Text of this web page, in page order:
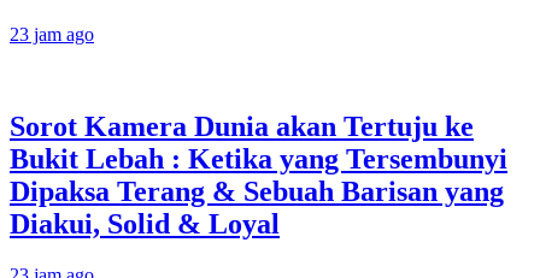
23 jam ago
Sorot Kamera Dunia akan Tertuju ke
Bukit Lebah : Ketika yang Tersembunyi
Dipaksa Terang & Sebuah Barisan yang
Diakui, Solid & Loyal